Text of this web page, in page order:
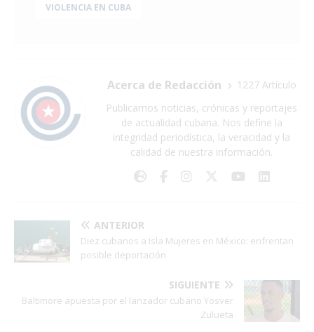
VIOLENCIA EN CUBA
Acerca de Redacción
1227 Artículo
Publicamos noticias, crónicas y reportajes
de actualidad cubana. Nos define la
integridad periodística, la veracidad y la
calidad de nuestra información.
ANTERIOR
Diez cubanos a Isla Mujeres en México: enfrentan
posible deportación
SIGUIENTE
Baltimore apuesta por el lanzador cubano Yosver
Zulueta